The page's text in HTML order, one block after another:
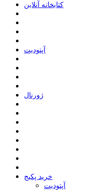
ﮐﺘﺎﺑﺨﺎﻧﻪ ﺁﻧﻼﯾﻦ
ﺁﭘﺘﻮﺩﯾﺖ
ﮊﻭﺭﻧﺎﻝ
خرید پکیج
ﺁﭘﺘﻮﺩﯾﺖ